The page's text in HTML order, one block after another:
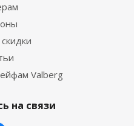
Valberg
на связи